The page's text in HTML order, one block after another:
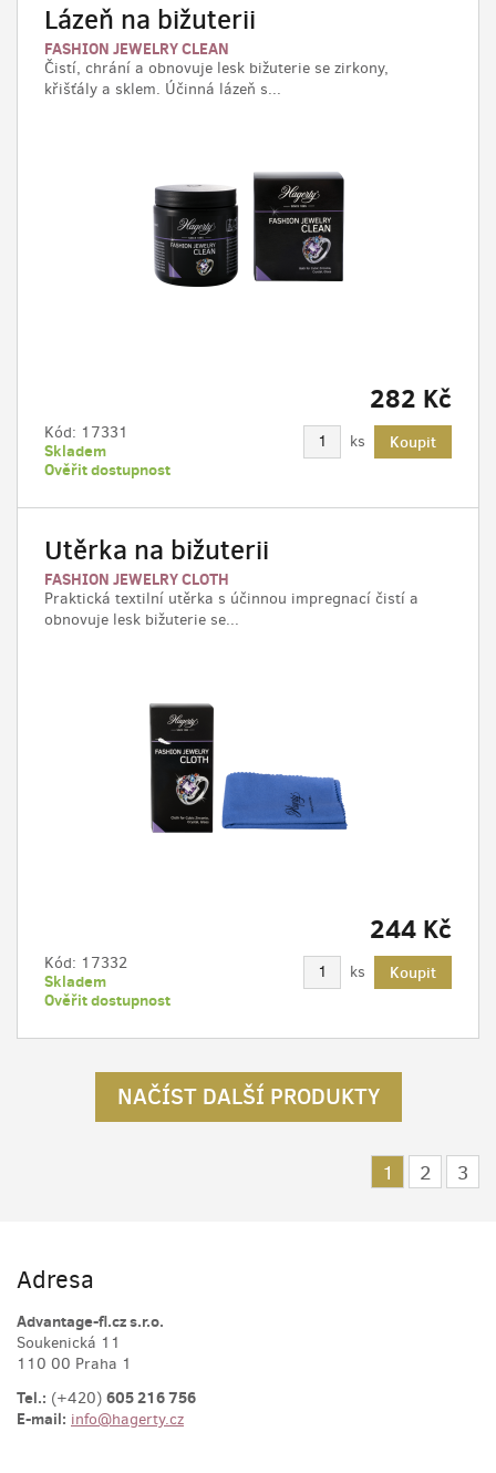
Lázeň na bižuterii
FASHION JEWELRY CLEAN
Čistí, chrání a obnovuje lesk bižuterie se zirkony,
křišťály a sklem. Účinná lázeň s...
282 Kč
Kód: 17331
Skladem ks
Koupit
Ověřit dostupnost
Utěrka na bižuterii
FASHION JEWELRY CLOTH
Praktická textilní utěrka s účinnou impregnací čistí a
obnovuje lesk bižuterie se...
244 Kč
Kód: 17332
Skladem ks
Koupit
Ověřit dostupnost
NAČÍST DALŠÍ PRODUKTY
1 2 3
Adresa
Advantage-fl.cz s.r.o.
Soukenická 11
110 00 Praha 1
Tel.: (+420) 605 216 756
E-mail: info@hagerty.cz